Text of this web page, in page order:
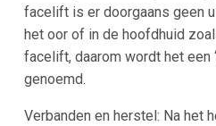
facelift is er doorgaans geen
het oor of in de hoofdhuid
facelift, daarom wordt het een
genoemd.
Verbanden en herstel: Na het